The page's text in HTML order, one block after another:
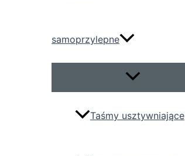
samoprzylepne
Przełącznik
Taśmy usztywniające